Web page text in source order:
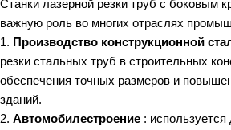
Станки лазерной резки труб с боковым
важную роль во многих отраслях
1. Производство конструкционной
резки стальных труб в строительных
обеспечения точных размеров и
зданий.
2. Автомобилестроение : используется